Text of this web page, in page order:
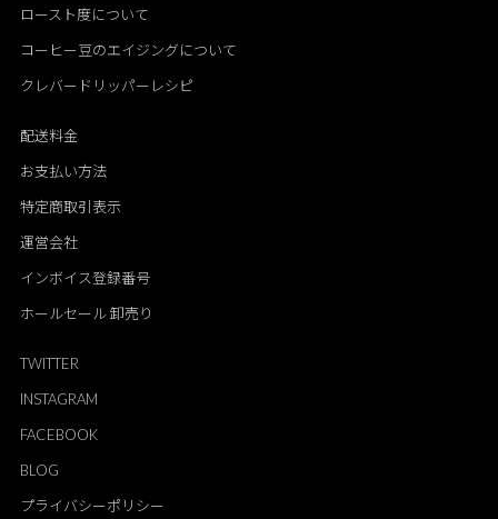
ロースト度について
コーヒー豆のエイジングについて
クレバードリッパーレシピ
配送料金
お支払い方法
特定商取引表示
運営会社
インボイス登録番号
ホールセール 卸売り
TWITTER
INSTAGRAM
FACEBOOK
BLOG
プライバシーポリシー